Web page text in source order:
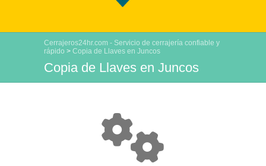
Cerrajeros24hr.com - Servicio de cerrajería confiable y
rápido > Copia de Llaves en Juncos
Copia de Llaves en Juncos